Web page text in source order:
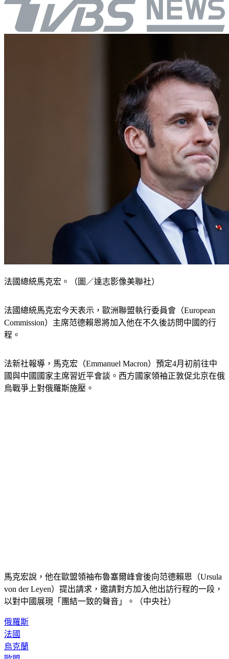
法國總統馬克宏。（圖／達志影像美聯社）
法國總統馬克宏今天表示，歐洲聯盟執行委員會（European
Commission）主席范德賴恩將加入他在不久後訪問中國的行
程。
法新社報導，馬克宏（Emmanuel Macron）預定4月初前往中
國與中國國家主席習近平會談。西方國家領袖正敦促北京在俄
烏戰爭上對俄羅斯施壓。
馬克宏說，他在歐盟領袖布魯塞爾峰會後向范德賴恩（Ursula
von der Leyen）提出請求，邀請對方加入他出訪行程的一段，
以對中國展現「團結一致的聲音」。（中央社）
俄羅斯
法國
烏克蘭